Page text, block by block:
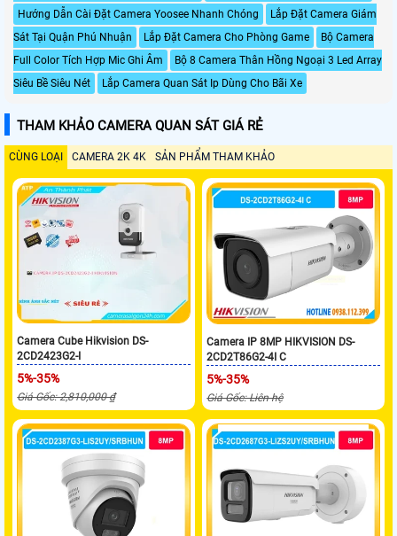
Hướng Dẫn Cài Đặt Camera Yoosee Nhanh Chóng
Lắp Đặt Camera Giám
Sát Tại Quận Phú Nhuận
Lắp Đặt Camera Cho Phòng Game
Bộ Camera
Full Color Tích Hợp Mic Ghi Âm
Bộ 8 Camera Thân Hồng Ngoại 3 Led Array
Siêu Bề Siêu Nét
Lắp Camera Quan Sát Ip Dùng Cho Bãi Xe
THAM KHẢO CAMERA QUAN SÁT GIÁ RẺ
CÙNG LOẠI CAMERA 2K 4K SẢN PHẨM THAM KHẢO
Camera Cube Hikvision DS-
2CD2423G2-I
5%-35%
Giá Gốc: 2,810,000 ₫
Camera IP 8MP HIKVISION DS-
2CD2T86G2-4I C
5%-35%
Giá Gốc: Liên hệ